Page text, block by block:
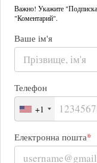
Важно! Укажите
"Коментарий".
Ваше ім'я
Телефон
+1
Електронна пошта*